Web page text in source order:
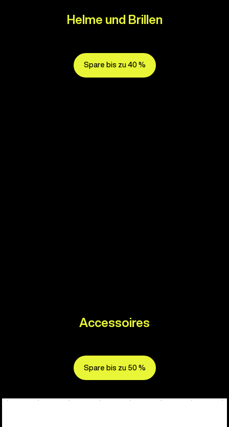
Helme und Brillen
Spare bis zu 40 %
Accessoires
Spare bis zu 50 %